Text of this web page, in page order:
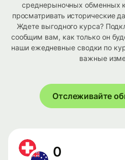
среднерыночных обменных
просматривать исторические
Ждете выгодного курса?
сообщим вам, как только он
наши ежедневные сводки по
важные
Отслеживайте
0